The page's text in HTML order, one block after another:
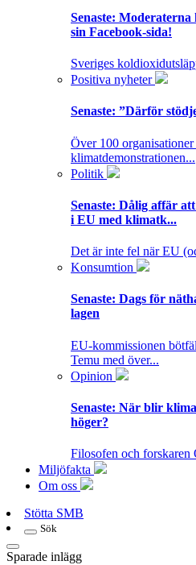
Senaste: Moderaterna
sin Facebook-sida!
Sveriges
Positiva nyheter
Senaste: ”Därför
Över 100 organisationer
klimatdemonstrationen...
Politik
Senaste: Dålig affär
i EU med klimatk...
Det är inte fel när EU
Konsumtion
Senaste: Dags för
lagen
EU-kommissionen
Temu med över...
Opinion
Senaste: När blir
höger?
Filosofen och forskaren
Miljöfakta
Om oss
Stötta SMB
Sök
Sparade inlägg